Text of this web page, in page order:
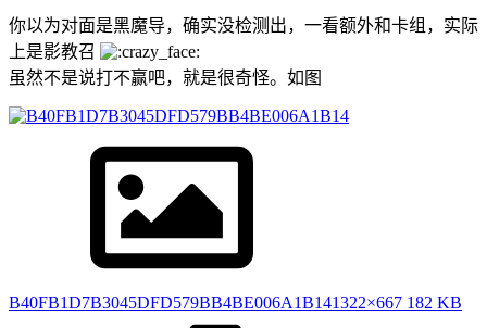
你以为对面是黑魔导，确实没检测出，一看额外和卡组，实际
上是影教召
虽然不是说打不赢吧，就是很奇怪。如图
B40FB1D7B3045DFD579BB4BE006A1B141322×667 182 KB